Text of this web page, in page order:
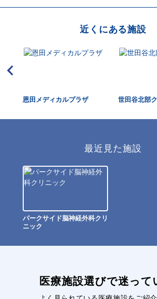
近くにある施設
恩田メディカルプラザ 世田谷北部
最近見た施設
パークサイド脳神経外科クリ
ニック
医療施設選びで迷って